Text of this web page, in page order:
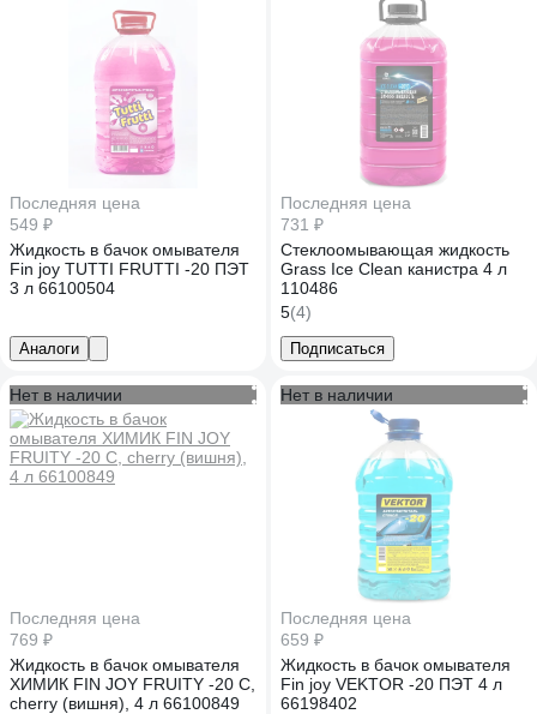
Последняя цена
549 ₽
Жидкость в бачок омывателя
Fin joy TUTTI FRUTTI -20 ПЭТ
3 л 66100504
Аналоги
Последняя цена
731 ₽
Стеклоомывающая жидкость
Grass Ice Clean канистра 4 л
110486
5(4)
Подписаться
Нет в наличии
Последняя цена
769 ₽
Жидкость в бачок омывателя
ХИМИК FIN JOY FRUITY -20 С,
cherry (вишня), 4 л 66100849
Нет в наличии
Последняя цена
659 ₽
Жидкость в бачок омывателя
Fin joy VEKTOR -20 ПЭТ 4 л
66198402